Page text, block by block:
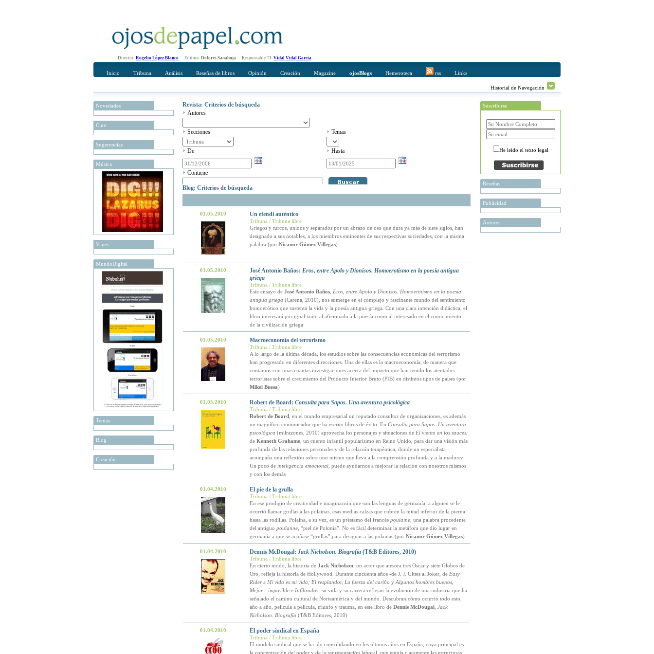
Director: Rogelio López Blanco Editora: Dolores Sanahuja Responsable TI: Vidal Vidal Garcia
Inicio Tribuna Análisis Reseñas de libros Opinión Creación Magazine ojosBlogs Hemeroteca rss Links
Historial de Navegación
Novedades
Cine
Sugerencias
Música
Viajes
MundoDigital
Temas
Blog
Creación
Revista: Criterios de búsqueda
Autores
Secciones Temas
De Hasta
Contiene
Blog: Criterios de búsqueda
01.05.2010 Un efendi auténtico
Tribuna / Tribuna libre
Griegos y turcos, unidos y separados por un abrazo de oso que dura ya más de siete siglos, han
designado a sus notables, a los miembros eminentes de sus respectivas sociedades, con la misma
palabra (por Nicanor Gómez Villegas)
01.05.2010 José Antonio Baños: Eros, entre Apolo y Dionisos. Homoerotismo en la poesía antigua
griega
Tribuna / Tribuna libre
Este ensayo de José Antonio Baños, Eros, entre Apolo y Dionisos. Homoerotismo en la poesía
antigua griega (Carena, 2010), nos sumerge en el complejo y fascinante mundo del sentimiento
homoerótico que sustenta la vida y la poesía antigua griega. Con una clara intención didáctica, el
libro interesará por igual tanto al aficionado a la poesía como al interesado en el conocimiento
de la civilización griega
01.05.2010 Macroeconomía del terrorismo
Tribuna / Tribuna libre
A lo largo de la última década, los estudios sobre las consecuencias económicas del terrorismo
han progresado en diferentes direcciones. Una de ellas es la macroeconomía, de manera que
contamos con unas cuantas investigaciones acerca del impacto que han tenido los atentados
terroristas sobre el crecimiento del Producto Interior Bruto (PIB) en distintos tipos de países (por
Mikel Buesa)
01.05.2010 Robert de Board: Consulta para Sapos. Una aventura psicológica
Tribuna / Tribuna libre
Robert de Board, en el mundo empresarial un reputado consultor de organizaciones, es además
un magnífico comunicador que ha escrito libros de éxito. En Consulta para Sapos. Un aventura
psicológica (milrazones, 2010) aprovecha los personajes y situaciones de El viento en los sauces,
de Kenneth Grahame, un cuento infantil popularísimo en Reino Unido, para dar una visión más
profunda de las relaciones personales y de la relación terapéutica, donde un especialista
acompaña una reflexión sobre uno mismo que lleva a la comprensión profunda y a la madurez.
Un poco de inteligencia emocional, puede ayudarnos a mejorar la relación con nosotros mismos
y con los demás
01.04.2010 El pie de la grulla
Tribuna / Tribuna libre
En ese prodigio de creatividad e imaginación que son las lenguas de germanía, a alguien se le
ocurrió llamar grullas a las polainas, esas medias calzas que cubren la mitad inferior de la pierna
hasta las rodillas. Polaina, a su vez, es un préstamo del francés poulaine, una palabra procedente
del antiguo poulanne, “piel de Polonia”. No es fácil determinar la metáfora que dio lugar en
germanía a que se acuñase “grullas” para designar a las polainas (por Nicanor Gómez Villegas)
01.04.2010 Dennis McDougal: Jack Nicholson. Biografía(T&B Editores, 2010)
Tribuna / Tribuna libre
En cierto modo, la historia de Jack Nicholson, un actor que atesora tres Oscar y siete Globos de
Oro, refleja la historia de Hollywood. Durante cincuenta años -de J. J. Gittes al Joker, de Easy
Ridera Mi vida es mi vida; El resplandor, La fuerza del cariño y Algunos hombres buenos,
Mejor... imposible e Infiltrados- su vida y su carrera reflejan la evolución de una industria que ha
señalado el camino cultural de Norteamérica y del mundo. Descubran cómo ocurrió todo esto,
año a año, película a película, triunfo y trauma, en este libro de Dennis McDougal, Jack
Nicholson. Biografía (T&B Editores, 2010)
01.04.2010 El poder sindical en España
Tribuna / Tribuna libre
El modelo sindical que se ha ido consolidando en los últimos años en España, cuya principal es
la concentración del poder y de la representación laboral, que emula claramente las estructuras
Suscribirse
He leido el texto legal
Reseñas
Publicidad
Autores